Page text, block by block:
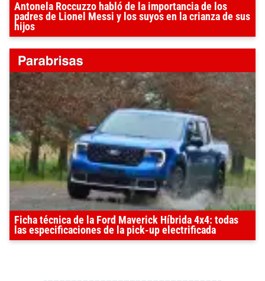
Antonela Roccuzzo habló de la importancia de los
padres de Lionel Messi y los suyos en la crianza de sus
hijos
Ficha técnica de la Ford Maverick Híbrida 4x4: todas
las especificaciones de la pick-up electrificada